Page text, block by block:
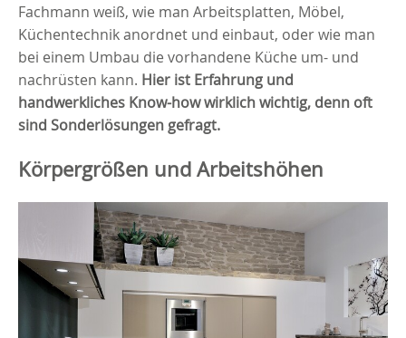
Fachmann weiß, wie man Arbeitsplatten, Möbel,
Küchentechnik anordnet und einbaut, oder wie man
bei einem Umbau die vorhandene Küche um- und
nachrüsten kann. Hier ist Erfahrung und
handwerkliches Know-how wirklich wichtig, denn oft
sind Sonderlösungen gefragt.
Körpergrößen und Arbeitshöhen